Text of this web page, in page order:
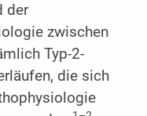
der
zwischen
Typ-2-
die sich